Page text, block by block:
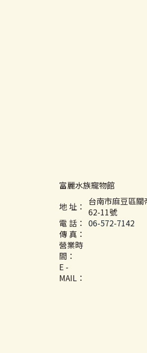
富麗水族寵物館
地 址： 台南市麻豆區關
62-11號
電 話： 06-572-7142
傳 真：
營業時
間：
E -
MAIL：